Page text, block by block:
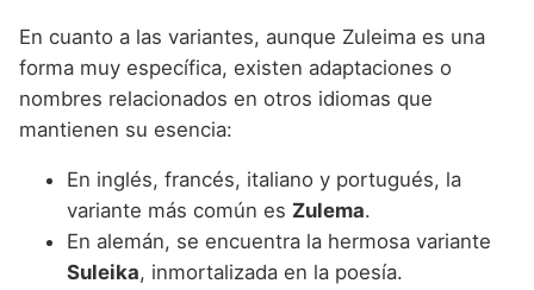
En cuanto a las variantes, aunque Zuleima es una
forma muy específica, existen adaptaciones o
nombres relacionados en otros idiomas que
mantienen su esencia:
En inglés, francés, italiano y portugués, la
variante más común es Zulema.
En alemán, se encuentra la hermosa variante
Suleika, inmortalizada en la poesía.